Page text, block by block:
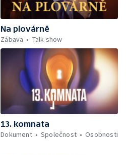
Na plovárně
Zábava
Talk show
13. komnata
Dokument
Společnost Osobnosti